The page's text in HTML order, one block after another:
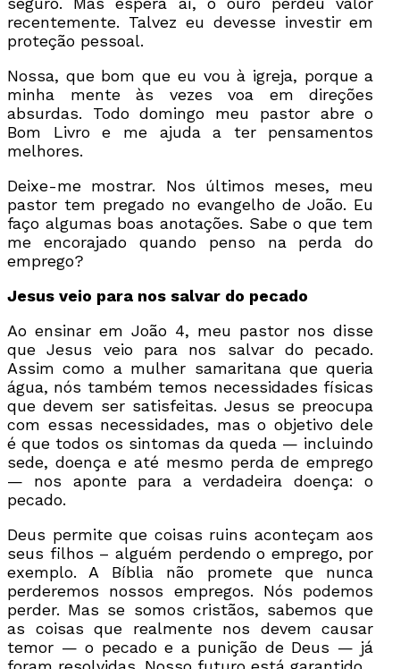
recentemente. Talvez eu devesse investir em
proteção pessoal.
Nossa, que bom que eu vou à igreja, porque a
minha mente às vezes voa em direções
absurdas. Todo domingo meu pastor abre o
Bom Livro e me ajuda a ter pensamentos
melhores.
Deixe-me mostrar. Nos últimos meses, meu
pastor tem pregado no evangelho de João. Eu
faço algumas boas anotações. Sabe o que tem
me encorajado quando penso na perda do
emprego?
Jesus veio para nos salvar do pecado
Ao ensinar em João 4, meu pastor nos disse
que Jesus veio para nos salvar do pecado.
Assim como a mulher samaritana que queria
água, nós também temos necessidades físicas
que devem ser satisfeitas. Jesus se preocupa
com essas necessidades, mas o objetivo dele
é que todos os sintomas da queda — incluindo
sede, doença e até mesmo perda de emprego
— nos aponte para a verdadeira doença: o
pecado.
Deus permite que coisas ruins aconteçam aos
seus filhos – alguém perdendo o emprego, por
exemplo. A Bíblia não promete que nunca
perderemos nossos empregos. Nós podemos
perder. Mas se somos cristãos, sabemos que
as coisas que realmente nos devem causar
temor — o pecado e a punição de Deus — já